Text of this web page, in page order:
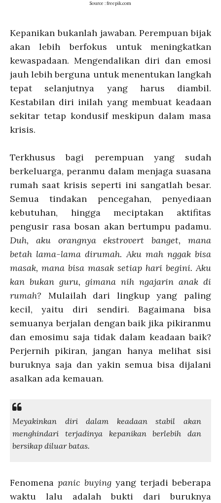
Source : freepik.com
Kepanikan bukanlah jawaban. Perempuan bijak
akan lebih berfokus untuk meningkatkan
kewaspadaan. Mengendalikan diri dan emosi
jauh lebih berguna untuk menentukan langkah
tepat selanjutnya yang harus diambil.
Kestabilan diri inilah yang membuat keadaan
sekitar tetap kondusif meskipun dalam masa
krisis.
Terkhusus bagi perempuan yang sudah
berkeluarga, peranmu dalam menjaga suasana
rumah saat krisis seperti ini sangatlah besar.
Semua tindakan pencegahan, penyediaan
kebutuhan, hingga meciptakan aktifitas
pengusir rasa bosan akan bertumpu padamu.
Duh, aku orangnya ekstrovert banget, mana
betah lama-lama dirumah. Aku mah nggak bisa
masak, mana bisa masak setiap hari begini. Aku
kan bukan guru, gimana nih ngajarin anak di
rumah? Mulailah dari lingkup yang paling
kecil, yaitu diri sendiri. Bagaimana bisa
semuanya berjalan dengan baik jika pikiranmu
dan emosimu saja tidak dalam keadaan baik?
Perjernih pikiran, jangan hanya melihat sisi
buruknya saja dan yakin semua bisa dijalani
asalkan ada kemauan.
Meyakinkan diri dalam keadaan stabil akan
menghindari terjadinya kepanikan berlebih dan
bersikap diluar batas.
Fenomena panic buying yang terjadi beberapa
waktu lalu adalah bukti dari buruknya